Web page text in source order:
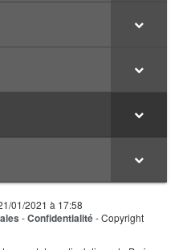
01/2021 à 17:58
-Confidentialité- Copyright